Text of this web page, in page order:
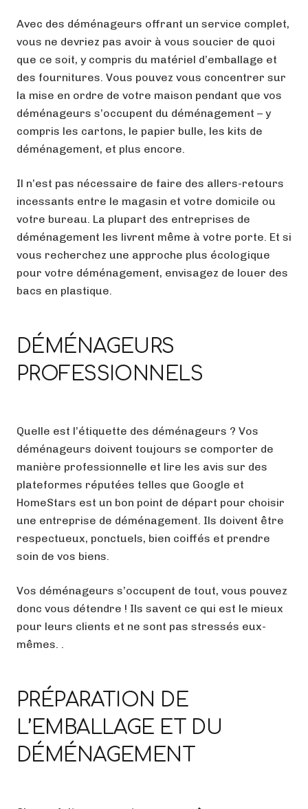
Avec des déménageurs offrant un service complet,
vous ne devriez pas avoir à vous soucier de quoi
que ce soit, y compris du matériel d’emballage et
des fournitures. Vous pouvez vous concentrer sur
la mise en ordre de votre maison pendant que vos
déménageurs s’occupent du déménagement – y
compris les cartons, le papier bulle, les kits de
déménagement, et plus encore.
Il n’est pas nécessaire de faire des allers-retours
incessants entre le magasin et votre domicile ou
votre bureau. La plupart des entreprises de
déménagement les livrent même à votre porte. Et si
vous recherchez une approche plus écologique
pour votre déménagement, envisagez de louer des
bacs en plastique.
DÉMÉNAGEURS
PROFESSIONNELS
Quelle est l’étiquette des déménageurs ? Vos
déménageurs doivent toujours se comporter de
manière professionnelle et lire les avis sur des
plateformes réputées telles que Google et
HomeStars est un bon point de départ pour choisir
une entreprise de déménagement. Ils doivent être
respectueux, ponctuels, bien coiffés et prendre
soin de vos biens.
Vos déménageurs s’occupent de tout, vous pouvez
donc vous détendre ! Ils savent ce qui est le mieux
pour leurs clients et ne sont pas stressés eux-
mêmes. .
PRÉPARATION DE
L’EMBALLAGE ET DU
DÉMÉNAGEMENT